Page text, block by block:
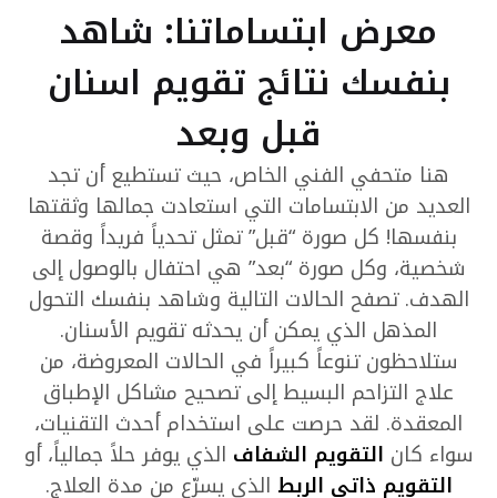
معرض ابتساماتنا: شاهد
بنفسك نتائج تقويم اسنان
قبل وبعد
هنا متحفي الفني الخاص، حيث تستطيع أن تجد
العديد من الابتسامات التي استعادت جمالها وثقتها
بنفسها! كل صورة “قبل” تمثل تحدياً فريداً وقصة
شخصية، وكل صورة “بعد” هي احتفال بالوصول إلى
الهدف. تصفح الحالات التالية وشاهد بنفسك التحول
المذهل الذي يمكن أن يحدثه تقويم الأسنان.
ستلاحظون تنوعاً كبيراً في الحالات المعروضة، من
علاج التزاحم البسيط إلى تصحيح مشاكل الإطباق
المعقدة. لقد حرصت على استخدام أحدث التقنيات،
سواء كان التقويم الشفاف الذي يوفر حلاً جمالياً، أو
التقويم ذاتي الربط الذي يسرّع من مدة العلاج.